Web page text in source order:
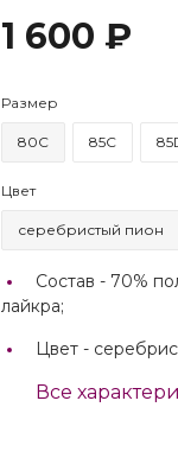
1 600 ₽
Размер
80C 85C
Цвет
серебристый пион
Состав - 70%
лайкра;
Цвет -
Все